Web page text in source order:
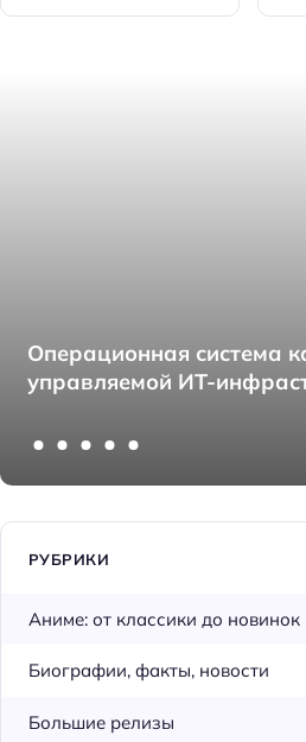
Операционная система
управляемой ИТ-
РУБРИКИ
Аниме: от классики до новинок
Биографии, факты, новости
Большие релизы